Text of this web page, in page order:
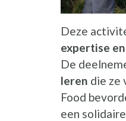
Deze
expertise
De
leren die ze
Food
een